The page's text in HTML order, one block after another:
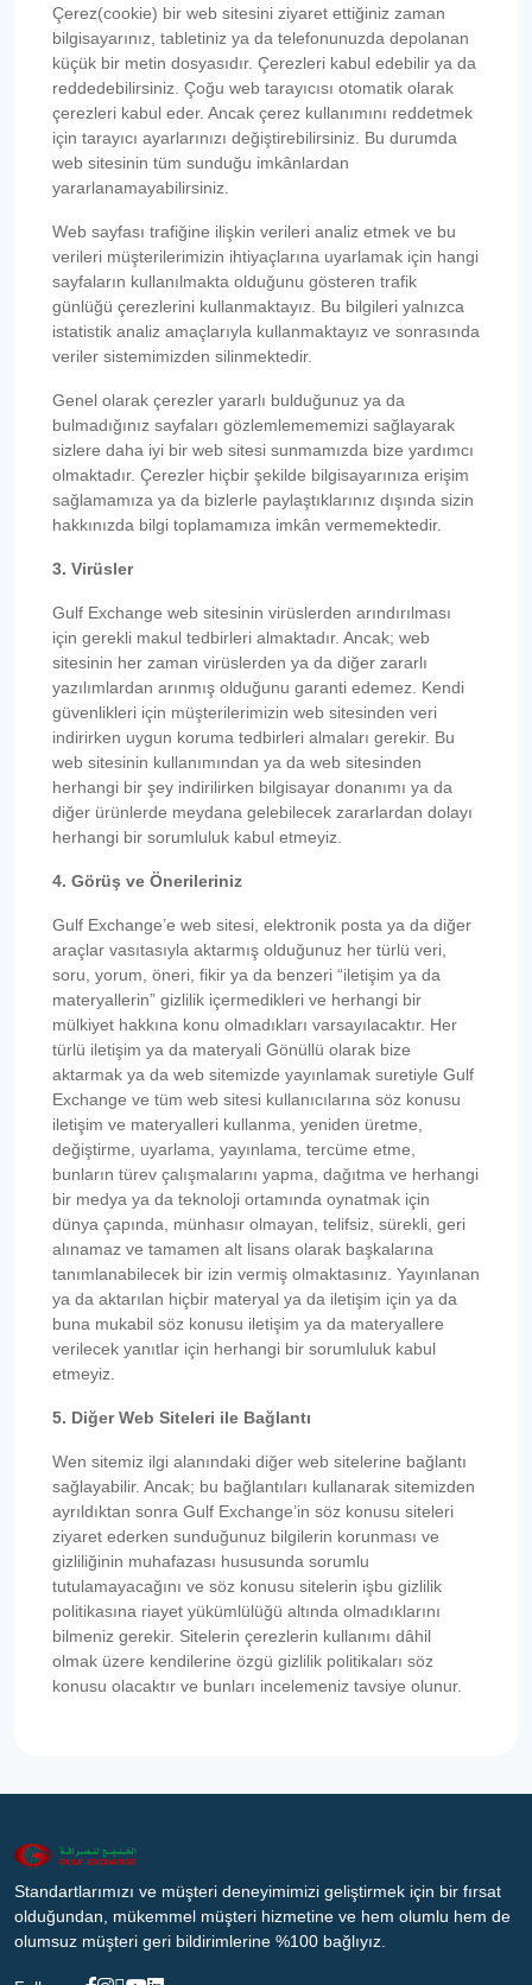
Çerez(cookie) bir web sitesini ziyaret ettiğiniz zaman
bilgisayarınız, tabletiniz ya da telefonunuzda depolanan
küçük bir metin dosyasıdır. Çerezleri kabul edebilir ya da
reddedebilirsiniz. Çoğu web tarayıcısı otomatik olarak
çerezleri kabul eder. Ancak çerez kullanımını reddetmek
için tarayıcı ayarlarınızı değiştirebilirsiniz. Bu durumda
web sitesinin tüm sunduğu imkânlardan
yararlanamayabilirsiniz.
Web sayfası trafiğine ilişkin verileri analiz etmek ve bu
verileri müşterilerimizin ihtiyaçlarına uyarlamak için hangi
sayfaların kullanılmakta olduğunu gösteren trafik
günlüğü çerezlerini kullanmaktayız. Bu bilgileri yalnızca
istatistik analiz amaçlarıyla kullanmaktayız ve sonrasında
veriler sistemimizden silinmektedir.
Genel olarak çerezler yararlı bulduğunuz ya da
bulmadığınız sayfaları gözlemlemememizi sağlayarak
sizlere daha iyi bir web sitesi sunmamızda bize yardımcı
olmaktadır. Çerezler hiçbir şekilde bilgisayarınıza erişim
sağlamamıza ya da bizlerle paylaştıklarınız dışında sizin
hakkınızda bilgi toplamamıza imkân vermemektedir.
3. Virüsler
Gulf Exchange web sitesinin virüslerden arındırılması
için gerekli makul tedbirleri almaktadır. Ancak; web
sitesinin her zaman virüslerden ya da diğer zararlı
yazılımlardan arınmış olduğunu garanti edemez. Kendi
güvenlikleri için müşterilerimizin web sitesinden veri
indirirken uygun koruma tedbirleri almaları gerekir. Bu
web sitesinin kullanımından ya da web sitesinden
herhangi bir şey indirilirken bilgisayar donanımı ya da
diğer ürünlerde meydana gelebilecek zararlardan dolayı
herhangi bir sorumluluk kabul etmeyiz.
4. Görüş ve Önerileriniz
Gulf Exchange’e web sitesi, elektronik posta ya da diğer
araçlar vasıtasıyla aktarmış olduğunuz her türlü veri,
soru, yorum, öneri, fikir ya da benzeri “iletişim ya da
materyallerin” gizlilik içermedikleri ve herhangi bir
mülkiyet hakkına konu olmadıkları varsayılacaktır. Her
türlü iletişim ya da materyali Gönüllü olarak bize
aktarmak ya da web sitemizde yayınlamak suretiyle Gulf
Exchange ve tüm web sitesi kullanıcılarına söz konusu
iletişim ve materyalleri kullanma, yeniden üretme,
değiştirme, uyarlama, yayınlama, tercüme etme,
bunların türev çalışmalarını yapma, dağıtma ve herhangi
bir medya ya da teknoloji ortamında oynatmak için
dünya çapında, münhasır olmayan, telifsiz, sürekli, geri
alınamaz ve tamamen alt lisans olarak başkalarına
tanımlanabilecek bir izin vermiş olmaktasınız. Yayınlanan
ya da aktarılan hiçbir materyal ya da iletişim için ya da
buna mukabil söz konusu iletişim ya da materyallere
verilecek yanıtlar için herhangi bir sorumluluk kabul
etmeyiz.
5. Diğer Web Siteleri ile Bağlantı
Wen sitemiz ilgi alanındaki diğer web sitelerine bağlantı
sağlayabilir. Ancak; bu bağlantıları kullanarak sitemizden
ayrıldıktan sonra Gulf Exchange’in söz konusu siteleri
ziyaret ederken sunduğunuz bilgilerin korunması ve
gizliliğinin muhafazası hususunda sorumlu
tutulamayacağını ve söz konusu sitelerin işbu gizlilik
politikasına riayet yükümlülüğü altında olmadıklarını
bilmeniz gerekir. Sitelerin çerezlerin kullanımı dâhil
olmak üzere kendilerine özgü gizlilik politikaları söz
konusu olacaktır ve bunları incelemeniz tavsiye olunur.
Standartlarımızı ve müşteri deneyimimizi geliştirmek için bir fırsat
olduğundan, mükemmel müşteri hizmetine ve hem olumlu hem de
olumsuz müşteri geri bildirimlerine %100 bağlıyız.